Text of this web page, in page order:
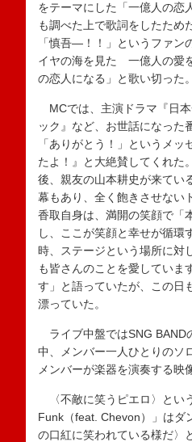
をテーマにした「一億人の恋
も調べた上で歌詞をしたため
「慎吾―！！」というファン
イヤの海を見た 一億人の愛
の恋人になる」と歌い切った。
MCでは、主演ドラマ『日
ック』など、お世話になった
「ありがとう！」というメ
たよ！』と大絶賛してくれ
後、親友の山本耕史が来てい
幕もあり、全く飽きさせない
香取自身は、満開の笑顔で
し、ここが笑顔と幸せが循環
時、ステージという場所に対
も皆さんのことを愛していま
す」と語っていたが、この日
漂っていた。
ライブ中盤ではSNG BAND
中、メンバー一人ひとりのソ
メンバーが楽器を演奏する映
〈不敵に笑うピエロ〉とい
Funk（feat. Chevon）」は
の口紅に笑われている様だ〉